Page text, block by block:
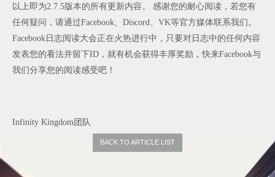
以上即为2.7.5版本的所有更新内容。
感谢您的耐心阅读，若您有
任何疑问，请通过Facebook 、Discord 、VK等官方媒体联系我们。
Facebook日志阅读大会正在火热进行中，只要对日志中的任何内容
发表您的看法并留下ID ，就有机会获得丰厚奖励，快来Facebook与
我们分享您的阅读感受吧！
Infinity Kingdom团队
BACK TO ARTICLE LIST